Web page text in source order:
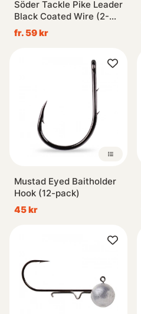
Söder Tackle Pike Leader
Black Coated Wire (2-
pack)
fr. 59 kr
Mustad Eyed Baitholder
Hook (12-pack)
45 kr